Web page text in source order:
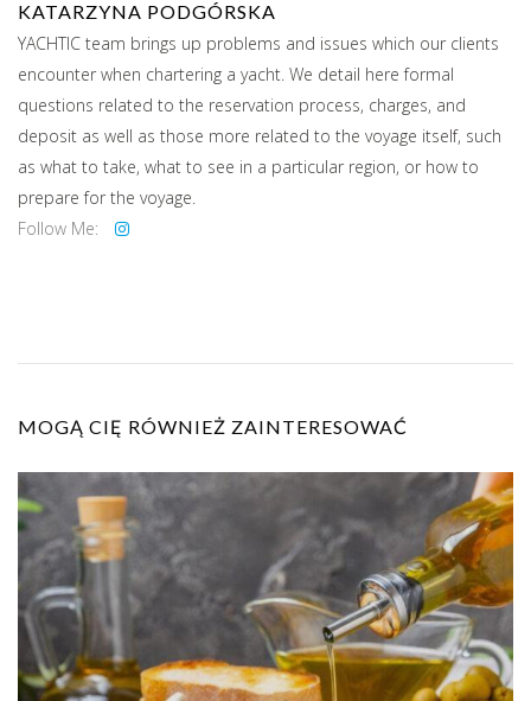
KATARZYNA PODGÓRSKA
YACHTIC team brings up problems and issues which our clients
encounter when chartering a yacht. We detail here formal
questions related to the reservation process, charges, and
deposit as well as those more related to the voyage itself, such
as what to take, what to see in a particular region, or how to
prepare for the voyage.
Follow Me:
MOGĄ CIĘ RÓWNIEŻ ZAINTERESOWAĆ